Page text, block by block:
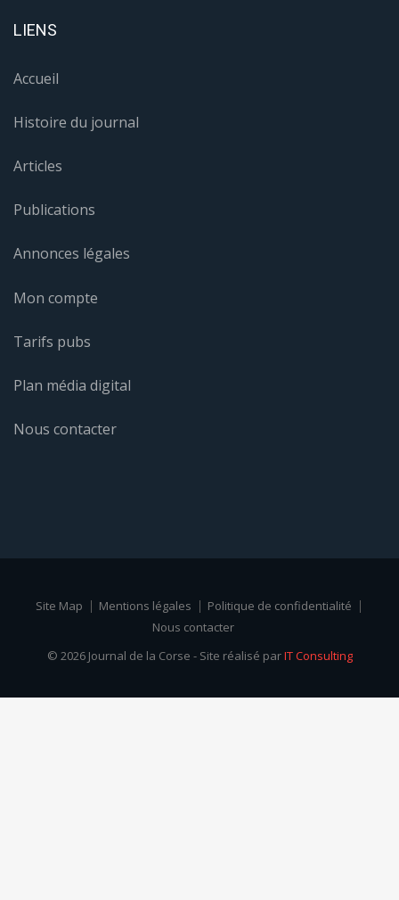
LIENS
Accueil
Histoire du journal
Articles
Publications
Annonces légales
Mon compte
Tarifs pubs
Plan média digital
Nous contacter
Site Map Mentions légales
Politique de confidentialité
Nous contacter
© 2026 Journal de la Corse - Site réalisé parIT Consulting